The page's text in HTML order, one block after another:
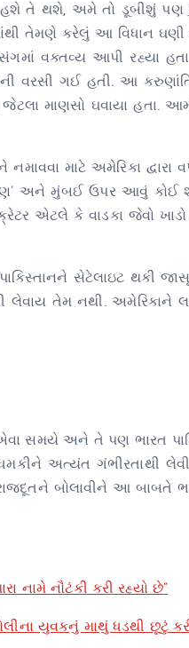
તે થશે, અમે તો ડૂબીશું પણ
તેમણે કરેલું આ વિધાન
વક્તવ્ય આપી રહ્યા
વરસી ગઈ હતી. આ
માણસો ઘવાયા હતા.
માટે અમેરિકા
અને મુંબઈ ઉપર આવું કોઈ
એટલે કે વાડકા જેવો ખાડો
સેટેલાઇટ થકી
તેમ નથી. અમેરિકાને
સમયે અને તે પણ ભારત
અત્યંત ગંભીરતાથી
બોલાવીને આ બાબતે
નામે નૌટંકી કરી રહ્યો છે”
યુવકનું માથું ધડથી છૂટું